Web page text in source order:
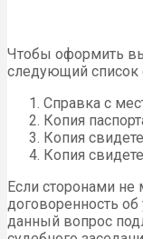
Чтобы оформить
следующий список
Справка с
Копия
Копия
Копия
Если сторонами не
договоренность
данный вопрос